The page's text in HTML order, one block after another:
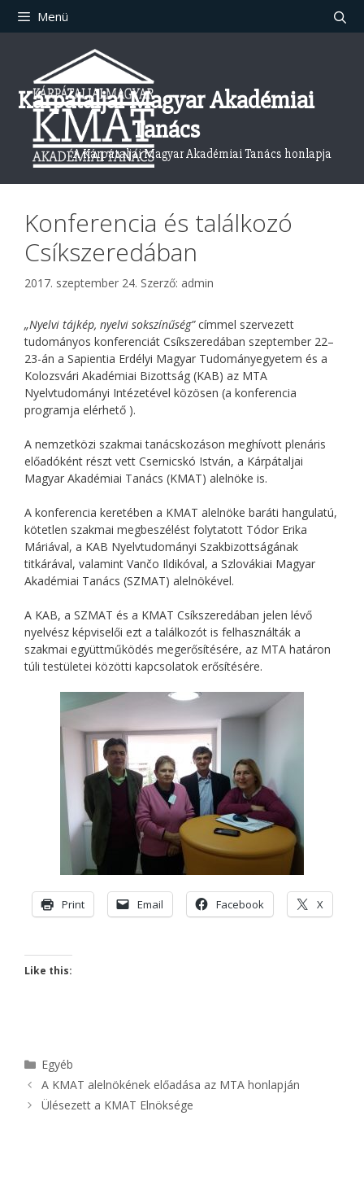
Menü
Kárpátaljai Magyar Akadémiai
Tanács
A Kárpátaljai Magyar Akadémiai Tanács honlapja
Konferencia és találkozó
Csíkszeredában
2017. szeptember 24. Szerző: admin
„Nyelvi tájkép, nyelvi sokszínűség”címmel szervezett
tudományos konferenciát Csíkszeredában szeptember 22–
23-án a Sapientia Erdélyi Magyar Tudományegyetem és a
Kolozsvári Akadémiai Bizottság (KAB) az MTA
Nyelvtudományi Intézetével közösen (a konferencia
programja elérhető ).
A nemzetközi szakmai tanácskozáson meghívott plenáris
előadóként részt vett Csernicskó István, a Kárpátaljai
Magyar Akadémiai Tanács (KMAT) alelnöke is.
A konferencia keretében a KMAT alelnöke baráti hangulatú,
kötetlen szakmai megbeszélést folytatott Tódor Erika
Máriával, a KAB Nyelvtudományi Szakbizottságának
titkárával, valamint Vančo Ildikóval, a Szlovákiai Magyar
Akadémiai Tanács (SZMAT) alelnökével.
A KAB, a SZMAT és a KMAT Csíkszeredában jelen lévő
nyelvész képviselői ezt a találkozót is felhasználták a
szakmai együttműködés megerősítésére, az MTA határon
túli testületei közötti kapcsolatok erősítésére.
Print Email Facebook X
Like this:
Kategória
Egyéb
A KMAT alelnökének előadása az MTA honlapján
Ülésezett a KMAT Elnöksége